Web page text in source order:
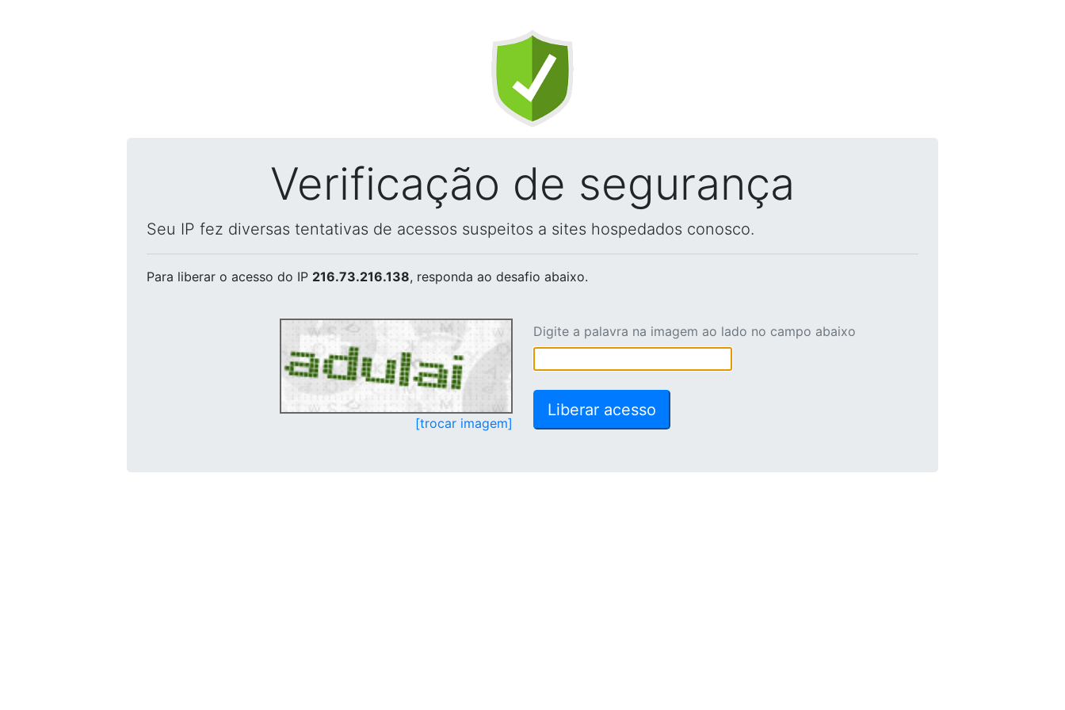
Verificação de segurança
Seu IP fez diversas tentativas de acessos suspeitos a sites hospedados conosco.
Para liberar o acesso do IP 216.73.216.138, responda ao desafio abaixo.
[trocar imagem]
Digite a palavra na imagem ao lado no campo abaixo